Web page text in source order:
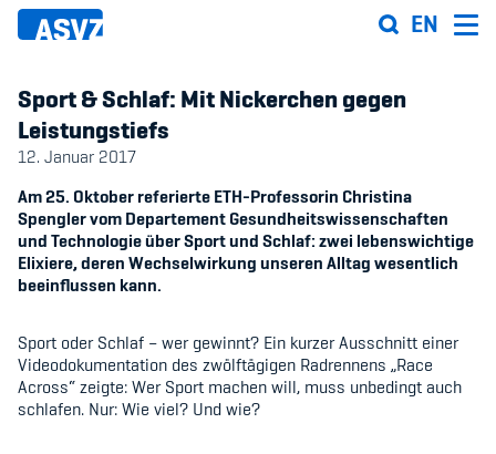
Direkt
zum
EN
Sportfahrplan
Sportarten
Sportanlagen
Events
ASVZ@home
Sport & Schlaf: Mit Nickerchen gegen
Leistungstiefs
12. Januar 2017
Am 25. Oktober referierte ETH-Professorin Christina
Spengler vom Departement Gesundheitswissenschaften
und Technologie über Sport und Schlaf: zwei lebenswichtige
Elixiere, deren Wechselwirkung unseren Alltag wesentlich
beeinflussen kann.
Sport oder Schlaf – wer gewinnt? Ein kurzer Ausschnitt einer
Videodokumentation des zwölftägigen Radrennens „Race
Across“ zeigte: Wer Sport machen will, muss unbedingt auch
schlafen. Nur: Wie viel? Und wie?